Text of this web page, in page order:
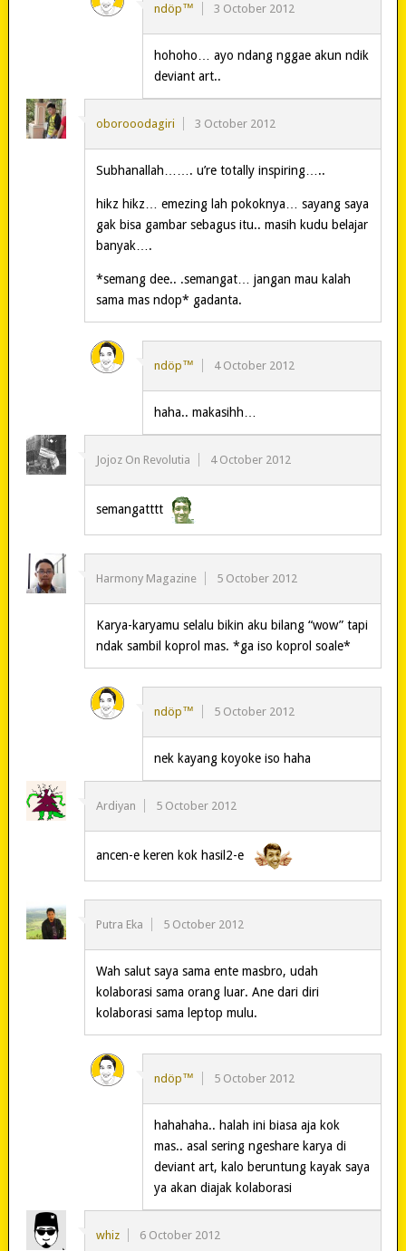
ndöp™ 3 October 2012
hohoho… ayo ndang nggae akun ndik
deviant art..
oborooodagiri 3 October 2012
Subhanallah……. u’re totally inspiring…..
hikz hikz… emezing lah pokoknya… sayang saya
gak bisa gambar sebagus itu.. masih kudu belajar
banyak….
*semang dee.. .semangat… jangan mau kalah
sama mas ndop* gadanta.
ndöp™ 4 October 2012
haha.. makasihh…
Jojoz On Revolutia 4 October 2012
semangatttt
Harmony Magazine 5 October 2012
Karya-karyamu selalu bikin aku bilang “wow” tapi
ndak sambil koprol mas. *ga iso koprol soale*
ndöp™ 5 October 2012
nek kayang koyoke iso haha
Ardiyan 5 October 2012
ancen-e keren kok hasil2-e
Putra Eka 5 October 2012
Wah salut saya sama ente masbro, udah
kolaborasi sama orang luar. Ane dari diri
kolaborasi sama leptop mulu.
ndöp™ 5 October 2012
hahahaha.. halah ini biasa aja kok
mas.. asal sering ngeshare karya di
deviant art, kalo beruntung kayak saya
ya akan diajak kolaborasi
whiz 6 October 2012